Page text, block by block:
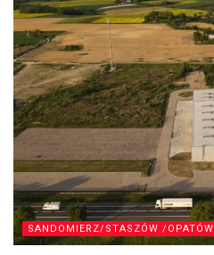
SANDOMIERZ/STASZÓW /OPATÓW